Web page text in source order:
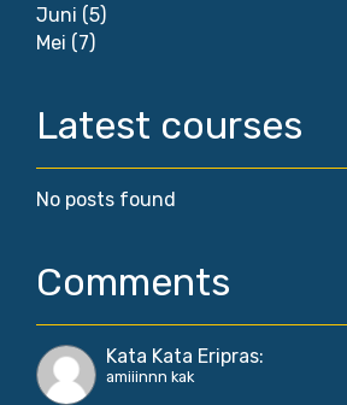
Juni (5)
Mei (7)
Latest courses
No posts found
Comments
Kata Kata Eripras:
amiiinnn kak